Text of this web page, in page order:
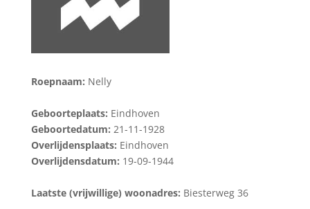
Roepnaam: Nelly
Geboorteplaats: Eindhoven
Geboortedatum: 21-11-1928
Overlijdensplaats: Eindhoven
Overlijdensdatum: 19-09-1944
Laatste (vrijwillige) woonadres: Biesterweg 36